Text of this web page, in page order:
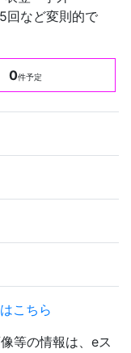
など変則的で
0件予定
こちら
等の情報は、eス